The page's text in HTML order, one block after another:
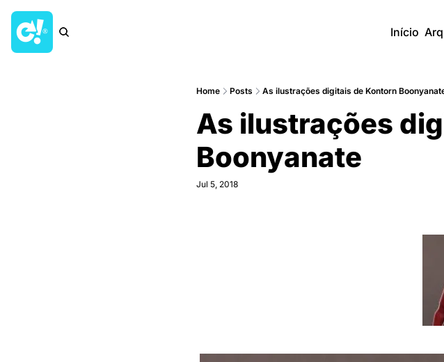
Início
Home Posts As ilustrações digitais de Kontorn
As ilustrações
Boonyanate
Jul 5, 2018